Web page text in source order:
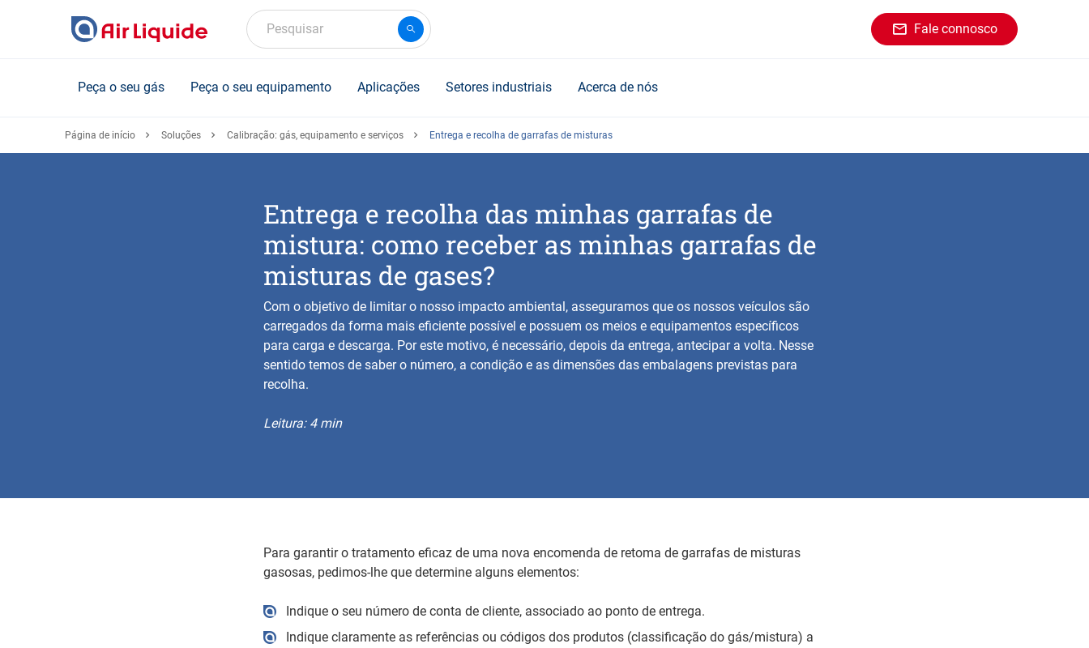
Pesquisar Fale connosco
Peça o seu gás Peça o seu equipamento Aplicações Setores industriais Acerca de nós
Página de início Soluções Calibração: gás, equipamento e serviços Entrega e recolha de garrafas de misturas
Entrega e recolha das minhas garrafas de
mistura: como receber as minhas garrafas de
misturas de gases?
Com o objetivo de limitar o nosso impacto ambiental, asseguramos que os nossos veículos são
carregados da forma mais eficiente possível e possuem os meios e equipamentos específicos
para carga e descarga. Por este motivo, é necessário, depois da entrega, antecipar a volta. Nesse
sentido temos de saber o número, a condição e as dimensões das embalagens previstas para
recolha.
Leitura: 4 min
Para garantir o tratamento eficaz de uma nova encomenda de retoma de garrafas de misturas
gasosas, pedimos-lhe que determine alguns elementos:
Indique o seu número de conta de cliente, associado ao ponto de entrega.
Indique claramente as referências ou códigos dos produtos (classificação do gás/mistura) a